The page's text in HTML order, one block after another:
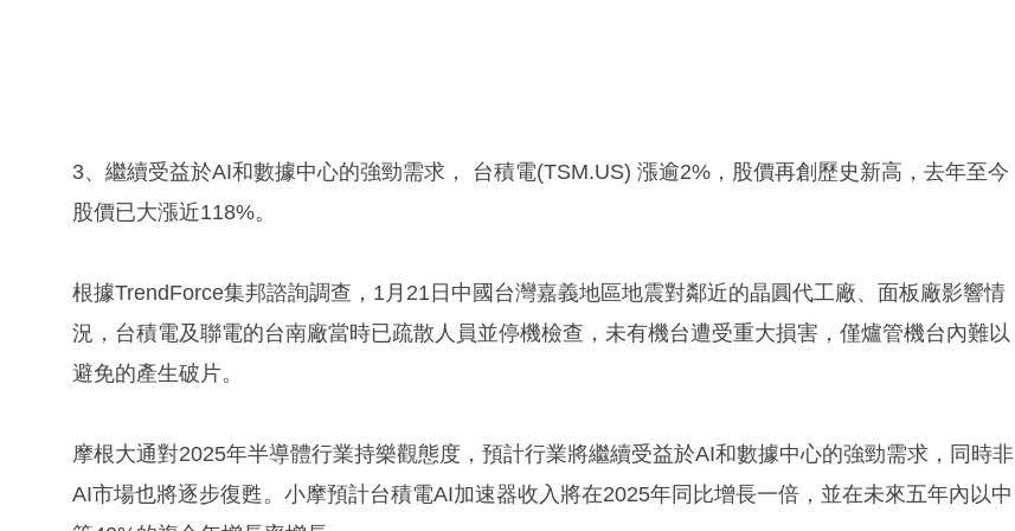
3、繼續受益於AI和數據中心的強勁需求， 台積電(TSM.US) 漲逾2%，股價再創歷史新高，去年至今
股價已大漲近118%。
根據TrendForce集邦諮詢調查，1月21日中國台灣嘉義地區地震對鄰近的晶圓代工廠、面板廠影響情
況，台積電及聯電的台南廠當時已疏散人員並停機檢查，未有機台遭受重大損害，僅爐管機台內難以
避免的產生破片。
摩根大通對2025年半導體行業持樂觀態度，預計行業將繼續受益於AI和數據中心的強勁需求，同時非
AI市場也將逐步復甦。小摩預計台積電AI加速器收入將在2025年同比增長一倍，並在未來五年內以中